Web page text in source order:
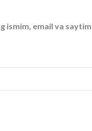
email va saytim